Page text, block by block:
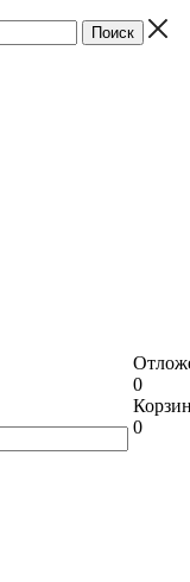
0
0